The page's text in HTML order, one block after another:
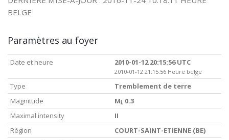
BELGE
Paramètres au foyer
Date et heure 2010-01-12 20:15:56 UTC
2010-01-12 21:15:56 Heure belge
Type
Tremblement de terre
Magnitude
M L 0.3
Maximal intensity
II
Région
COURT-SAINT-ETIENNE (BE)